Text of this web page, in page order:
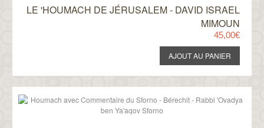
LE 'HOUMACH DE JÉRUSALEM - DAVID ISRAEL
MIMOUN
45,00€